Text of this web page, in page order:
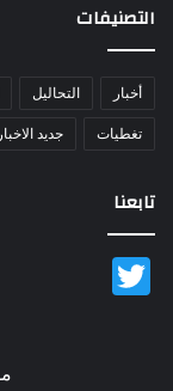
التصنيفات
أخبار التحاليل
تغطيات جديد الاخبار
تابعنا